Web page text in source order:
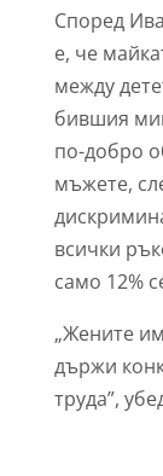
Според
е, че
между
бившия
по-добро
мъжете,
всички
само 12%
„Жените
държи
труда”,